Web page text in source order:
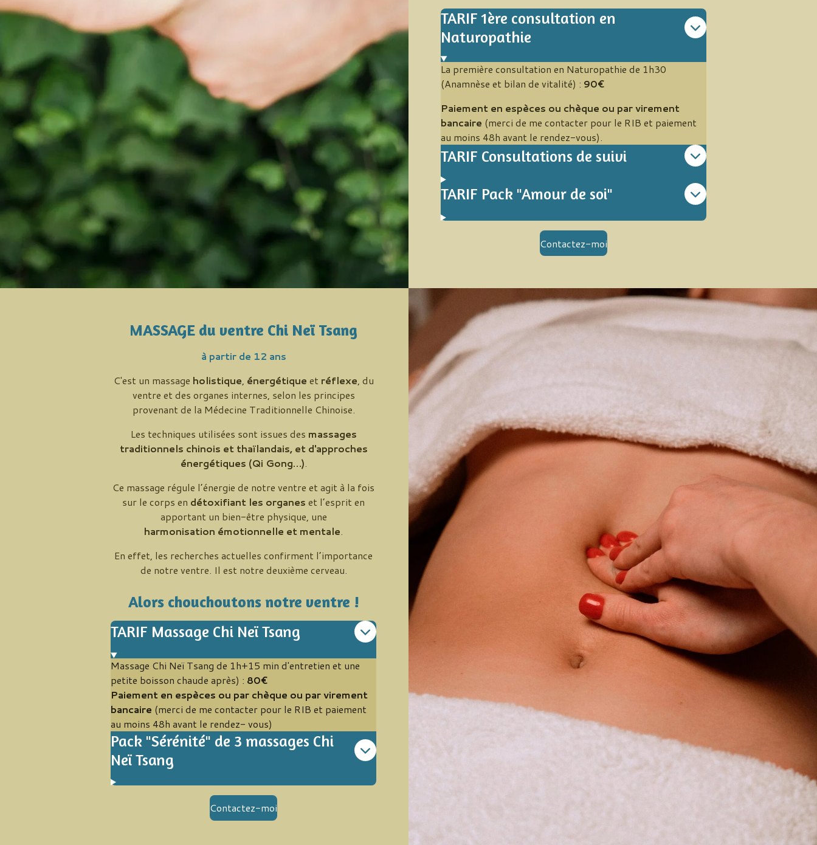
TARIF 1ère consultation en
Naturopathie
La première consultation en Naturopathie de 1h30
(Anamnèse et bilan de vitalité) : 90€
Paiement en espèces ou chèque ou par virement
bancaire (merci de me contacter pour le RIB et paiement
au moins 48h avant le rendez-vous).
TARIF Consultations de suivi
TARIF Pack "Amour de soi"
Contactez-moi
MASSAGE du ventre Chi Neï Tsang
à partir de 12 ans
C'est un massage holistique, énergétique et réflexe, du
ventre et des organes internes, selon les principes
provenant de la Médecine Traditionnelle Chinoise.
Les techniques utilisées sont issues des massages
traditionnels chinois et thaïlandais, et d'approches
énergétiques (Qi Gong…).
Ce massage régule l’énergie de notre ventre et agit à la fois
sur lecorps en détoxifiant les organes et l’espriten
apportant un bien-être physique, une
harmonisation émotionnelle et mentale.
En effet, les recherches actuelles confirment l’importance
de notre ventre. Il est notre deuxième cerveau.
Alors chouchoutons notre ventre !
TARIF Massage Chi Neï Tsang
Massage Chi Neï Tsang de 1h+15 min d'entretien et une
petite boisson chaude après) : 80€
Paiement en espèces ou par chèque ou par virement
bancaire (merci de me contacter pour le RIB et paiement
au moins 48h avant le rendez- vous)
Pack "Sérénité" de 3 massages Chi
Neï Tsang
Contactez-moi